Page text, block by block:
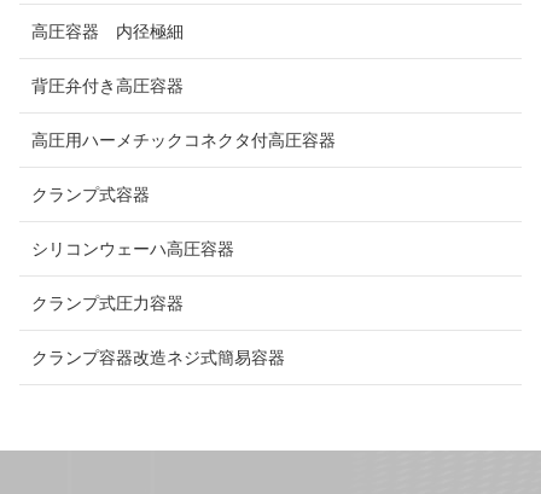
高圧容器 内径極細
背圧弁付き高圧容器
高圧用ハーメチックコネクタ付高圧容器
クランプ式容器
シリコンウェーハ高圧容器
クランプ式圧力容器
クランプ容器改造ネジ式簡易容器